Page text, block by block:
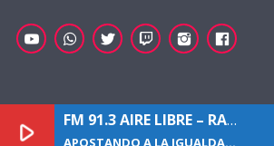
play_arrow FM 91.3 AIRE LIBRE – RADIO COMUNITARIA
APOSTANDO A LA IGUALDAD, MARCAMOS LA DIFERENCIA